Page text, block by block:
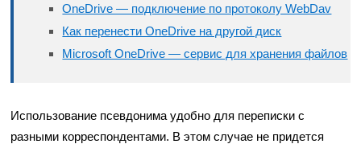
OneDrive — подключение по протоколу WebDav
Как перенести OneDrive на другой диск
Microsoft OneDrive — сервис для хранения файлов
Использование псевдонима удобно для переписки с
разными корреспондентами. В этом случае не придется